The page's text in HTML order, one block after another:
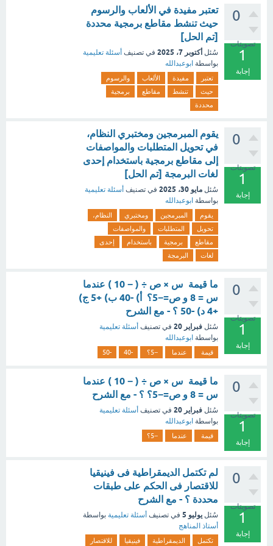
0
تصويتات
1
إجابة
تعتبر مفيدة في الألعاب والرسوم
حيث تنشط مقاطع برمجية محددة
[تم الحل]
سُئل أكتوبر 7، 2025 في تصنيف أسئلة تعليمية
بواسطة ابوعبدالله
تعتبر مفيدة الألعاب
والرسوم
حيث
تنشط مقاطع
برمجية
محددة
0
تصويتات
1
إجابة
يقوم المبرمجين ومختبري النظام،
في تحويل المتطلبات والمواصفات
إلى مقاطع برمجية باستخدام إحدى
لغات البرمجة [تم الحل]
سُئل مايو 30، 2025 في تصنيف أسئلة تعليمية
بواسطة ابوعبدالله
يقوم المبرمجين ومختبري
النظام،
تحويل
المتطلبات
والمواصفات
مقاطع
برمجية باستخدام
إحدى
لغات
البرمجة
0
تصويتات
1
إجابة
ما قيمة س × ص ÷ ( − 10 ) عندما
س = 8 و ص=−5؟ أ) -40 ب) +5 ج)
+4 د) -50 ؟ - مع الشرح
سُئل فبراير 20 في تصنيف أسئلة تعليمية
بواسطة ابوعبدالله
قيمة عندما −5؟ -40
-50
0
تصويتات
1
إجابة
ما قيمة س × ص ÷ ( − 10 ) عندما
س = 8 و ص=−5؟ ؟ - مع الشرح
سُئل فبراير 20 في تصنيف أسئلة تعليمية
بواسطة ابوعبدالله
قيمة عندما −5؟
0
تصويتات
1
إجابة
لم تكتمل الديمقراطية فى فينيقيا
للاقتصار فى الحكم على طبقات
محددة ؟ - مع الشرح
سُئل يوليو 5 في تصنيف أسئلة تعليمية بواسطة
أستاذ المناهج
تكتمل الديمقراطية فينيقيا للاقتصار